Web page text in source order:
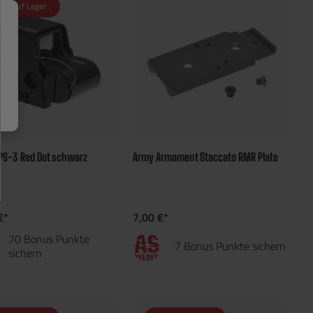
auf Lager
3 Red Dot schwarz
70 Bonus Punkte
sichern
Army Armament Staccato RMR Plate
7,00 €*
7 Bonus Punkte sichern